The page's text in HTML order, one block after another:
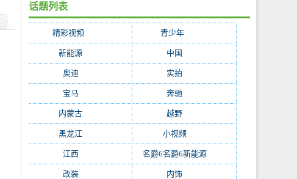
话题列表
精彩视频 青少年
新能源 中国
奥迪 实拍
宝马 奔驰
内蒙古 越野
黑龙江 小视频(171)
江西(170) 名爵6名爵6新能源(168)
改装(162) 内饰